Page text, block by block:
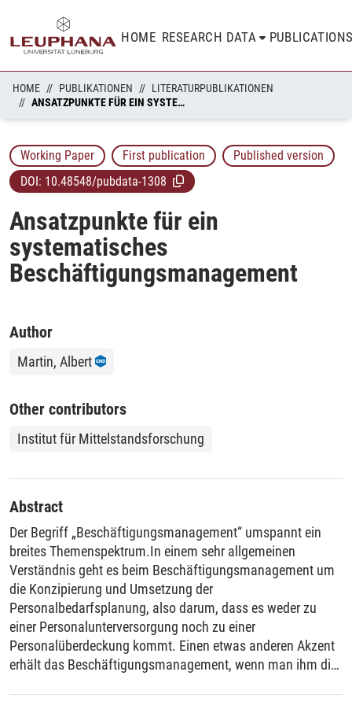
HOME RESEARCH DATA
HOME PUBLIKATIONEN
LITERATURPUBLIKATIONEN
ANSATZPUNKTE FÜR EIN SYSTEMATISCHES BESCHÄFTIGUNGSMANAGEMENT
Working Paper First publication
Published version
DOI: 10.48548/pubdata-1308
Ansatzpunkte für ein
systematisches
Beschäftigungsmanagement
Author
Martin, Albert
Other contributors
Institut für Mittelstandsforschung
Abstract
Der Begriff „Beschäftigungsmanagement“ umspannt ein
breites Themenspektrum.In einem sehr allgemeinen
Verständnis geht es beim Beschäftigungsmanagement um
die Konzipierung und Umsetzung der
Personalbedarfsplanung, also darum, dass es weder zu
einer Personalunterversorgung noch zu einer
Personalüberdeckung kommt. Einen etwas anderen Akzent
erhält das Beschäftigungsmanagement, wenn man ihm die